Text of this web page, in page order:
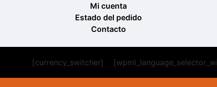
Mi cuenta
Estado del pedido
Contacto
[currency_switcher]